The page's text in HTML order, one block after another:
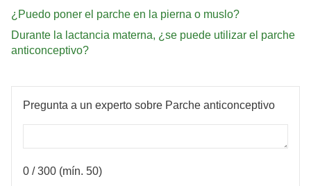
¿Puedo poner el parche en la pierna o muslo?
Durante la lactancia materna, ¿se puede utilizar el parche
anticonceptivo?
Pregunta a un experto sobre Parche anticonceptivo
0 / 300 (mín. 50)